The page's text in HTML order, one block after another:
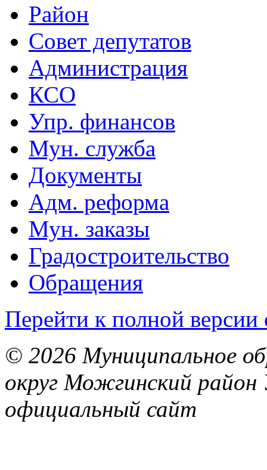
Район
Совет депутатов
Администрация
КСО
Упр. финансов
Мун. служба
Документы
Адм. реформа
Мун. заказы
Градостроительство
Обращения
Перейти к полной версии
© 2026 Муниципальное
округ Можгинский район
официальный сайт